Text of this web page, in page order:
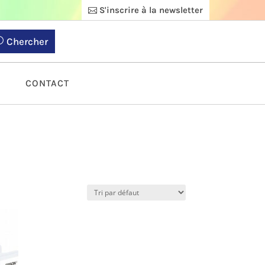
S'inscrire à la newsletter
Chercher
CONTACT